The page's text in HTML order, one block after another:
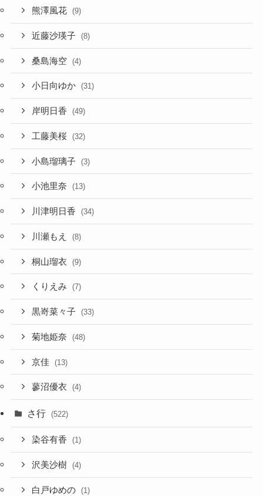
熊澤風花 (9)
近藤沙瑛子 (8)
桑島海空 (4)
小日向ゆか (31)
岸明日香 (49)
工藤美桜 (32)
小島瑠璃子 (3)
小池里奈 (13)
川津明日香 (34)
川瀬もえ (8)
桐山瑠衣 (9)
くりえみ (7)
黒嵜菜々子 (33)
菊地姫奈 (48)
京佳 (13)
蓼沼優衣 (4)
さ行 (522)
染谷有香 (1)
沢美沙樹 (4)
白戸ゆめの (1)